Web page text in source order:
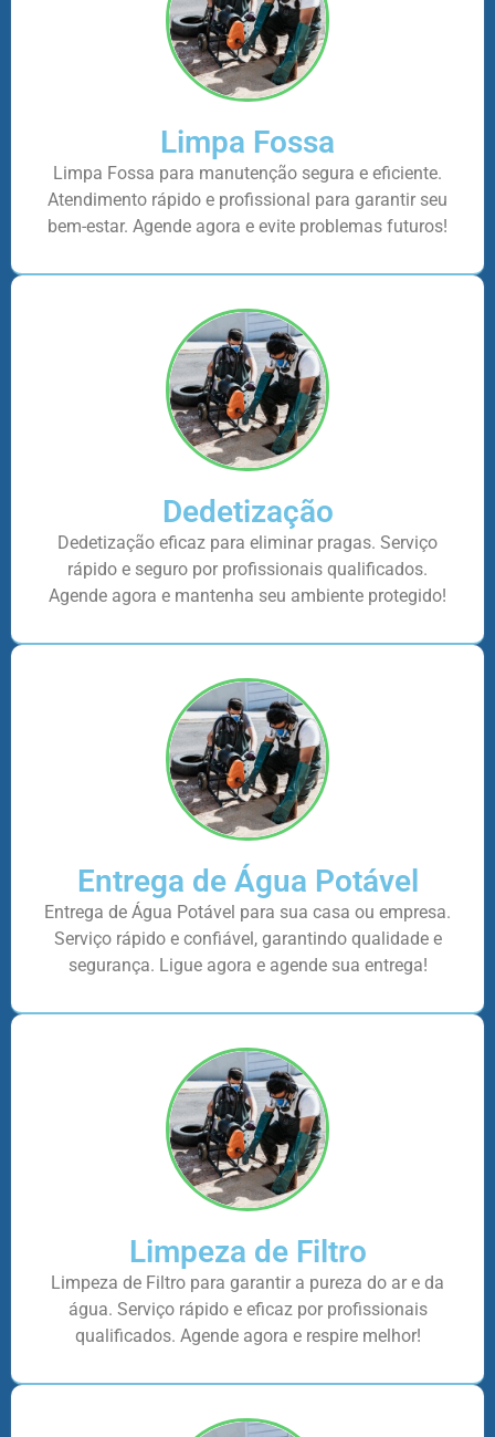
Limpa Fossa
Limpa Fossa para manutenção segura e eficiente.
Atendimento rápido e profissional para garantir seu
bem-estar. Agende agora e evite problemas futuros!
Dedetização
Dedetização eficaz para eliminar pragas. Serviço
rápido e seguro por profissionais qualificados.
Agende agora e mantenha seu ambiente protegido!
Entrega de Água Potável
Entrega de Água Potável para sua casa ou empresa.
Serviço rápido e confiável, garantindo qualidade e
segurança. Ligue agora e agende sua entrega!
Limpeza de Filtro
Limpeza de Filtro para garantir a pureza do ar e da
água. Serviço rápido e eficaz por profissionais
qualificados. Agende agora e respire melhor!